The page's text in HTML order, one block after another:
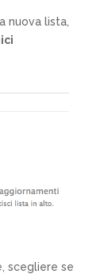
nuova lista,
scegliere se